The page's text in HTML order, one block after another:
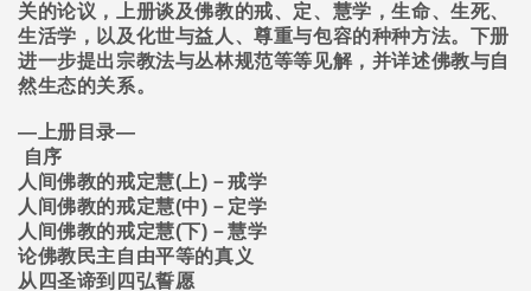
关的论议，上册谈及佛教的戒、定、慧学，生命、生死、
生活学，以及化世与益人、尊重与包容的种种方法。下册
进一步提出宗教法与丛林规范等等见解，并详述佛教与自
然生态的关系。
― 上册目录―
自序
人间佛教的戒定慧( 上) －戒学
人间佛教的戒定慧(中) －定学
人间佛教的戒定慧(下) －慧学
论佛教民主自由平等的真义
从四圣谛到四弘誓愿